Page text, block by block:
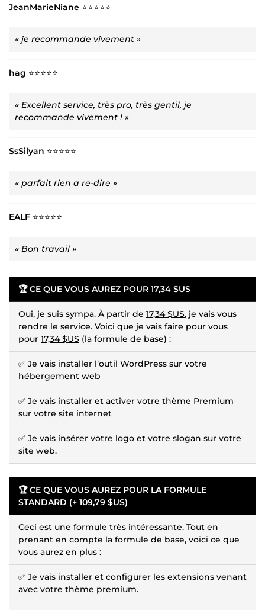
JeanMarieNiane ⭐⭐⭐⭐⭐
« je recommande vivement »
hag ⭐⭐⭐⭐⭐
« Excellent service, très pro, très gentil, je
recommande vivement ! »
SsSilyan ⭐⭐⭐⭐⭐
« parfait rien a re-dire »
EALF ⭐⭐⭐⭐⭐
« Bon travail »
🏆 CE QUE VOUS AUREZ POUR 17,34 $US
Oui, je suis sympa. À partir de 17,34 $US, je vais vous
rendre le service. Voici que je vais faire pour vous
pour 17,34 $US (la formule de base) :
✅ Je vais installer l’outil WordPress sur votre
hébergement web
✅ Je vais installer et activer votre thème Premium
sur votre site internet
✅ Je vais insérer votre logo et votre slogan sur votre
site web.
🏆 CE QUE VOUS AUREZ POUR LA FORMULE
STANDARD (+ 109,79 $US)
Ceci est une formule très intéressante. Tout en
prenant en compte la formule de base, voici ce que
vous aurez en plus :
✅ Je vais installer et configurer les extensions venant
avec votre thème premium.